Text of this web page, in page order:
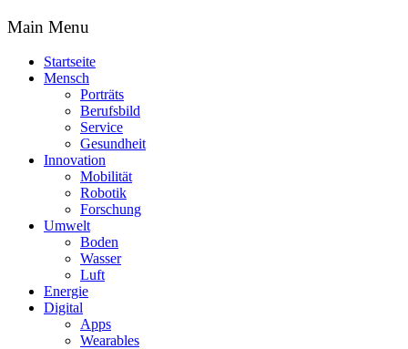
Main Menu
Startseite
Mensch
Porträts
Berufsbild
Service
Gesundheit
Innovation
Mobilität
Robotik
Forschung
Umwelt
Boden
Wasser
Luft
Energie
Digital
Apps
Wearables